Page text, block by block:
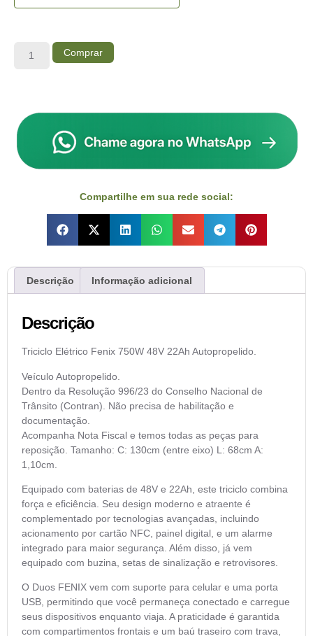
Comprar
Compartilhe em sua rede social:
Descrição Informação adicional
Descrição
Triciclo Elétrico Fenix 750W 48V 22Ah Autopropelido.
Veículo Autopropelido.
Dentro da Resolução 996/23 do Conselho Nacional de
Trânsito (Contran). Não precisa de habilitação e
documentação.
Acompanha Nota Fiscal e temos todas as peças para
reposição. Tamanho: C: 130cm (entre eixo) L: 68cm A:
1,10cm.
Equipado com baterias de 48V e 22Ah, este triciclo combina
força e eficiência. Seu design moderno e atraente é
complementado por tecnologias avançadas, incluindo
acionamento por cartão NFC, painel digital, e um alarme
integrado para maior segurança. Além disso, já vem
equipado com buzina, setas de sinalização e retrovisores.
O Duos FENIX vem com suporte para celular e uma porta
USB, permitindo que você permaneça conectado e carregue
seus dispositivos enquanto viaja. A praticidade é garantida
com compartimentos frontais e um baú traseiro com trava,